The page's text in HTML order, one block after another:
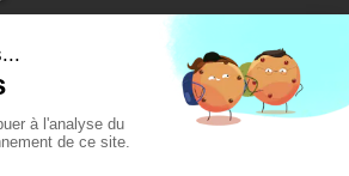
Plan du site
Mentions légales